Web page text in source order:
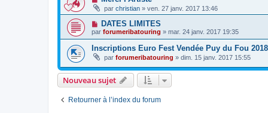
par christian » ven. 27 janv. 2017 13:46
DATES LIMITES
par forumeribatouring » mar. 24 janv. 2017 19:35
Inscriptions Euro Fest Vendée Puy du Fou 2018
par forumeribatouring » dim. 15 janv. 2017 15:55
Nouveau sujet
Retourner à l’index du forum